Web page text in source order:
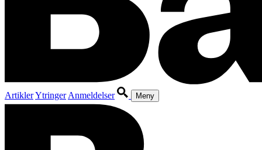
ArtiklerYtringer Anmeldelser Meny